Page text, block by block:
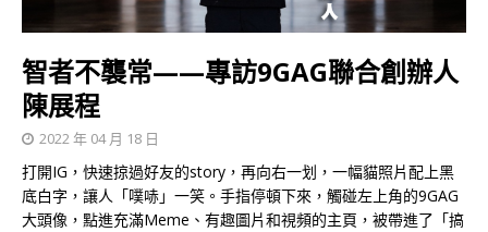
智者不襲常——專訪9GAG聯合創辦人
陳展程
2022 年 04 月 18 日
打開IG，快速掠過好友的story，再向右一划，一幅貓照片配上黑
底白字，讓人「噗哧」一笑。手指停頓下來，觸碰左上角的9GAG
大頭像，點進充滿Meme、有趣圖片和視頻的主頁，被帶進了「搞